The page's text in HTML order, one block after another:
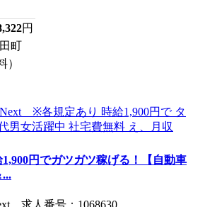
円
町
）
円でガツガツ稼げる！【自動車
...